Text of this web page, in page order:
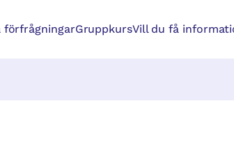
förfrågningarGruppkursVill du få